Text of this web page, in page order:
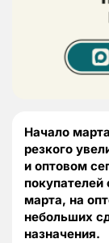
Начало
резкого
и оптовом
марта, на
небольших
назначения.